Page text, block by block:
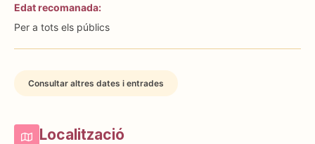
Edat recomanada:
Per a tots els públics
Consultar altres dates i entrades
Localització